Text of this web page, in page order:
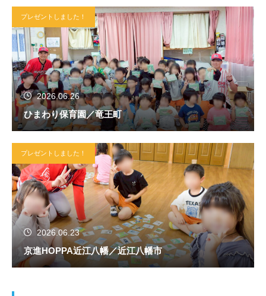
プレゼントしました！
2026.06.26
ひまわり保育園／竜王町
プレゼントしました！
2026.06.23
京進HOPPA近江八幡／近江八幡市